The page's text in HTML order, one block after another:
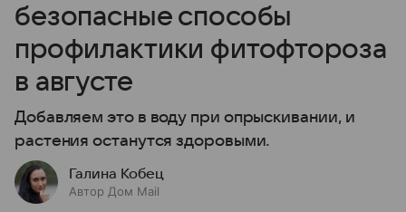
безопасные способы
профилактики фитофтороза
в августе
Добавляем это в воду при опрыскивании, и
растения останутся здоровыми.
Галина Кобец
Автор Дом Mail